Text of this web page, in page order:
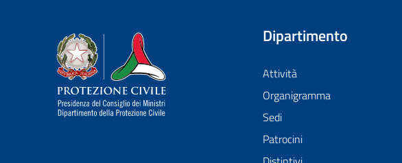
Dipartimento della Protezione Civile
Dipartimento
Attività
Organigramma
Sedi
Patrocini